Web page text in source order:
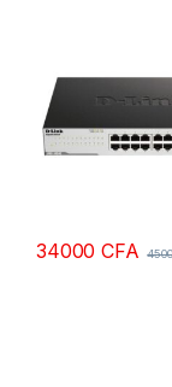
34000CFA